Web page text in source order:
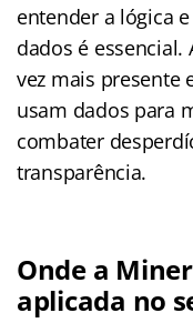
entender a lógica
dados é essencial.
vez mais presente
usam dados para
combater
transparência.
Onde a
aplicada no